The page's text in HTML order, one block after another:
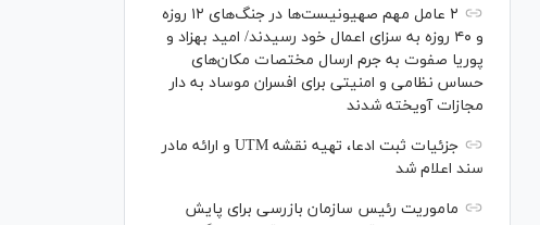
۲ عامل مهم صهیونیست‌ها در جنگ‌های ۱۲ روزه
و ۴۰ روزه به سزای اعمال خود رسیدند/ امید بهزاد و
پوریا صفوت به جرم ارسال مختصات مکان‌های
حساس نظامی و امنیتی برای افسران موساد به دار
مجازات آویخته شدند
جزئیات ثبت ادعا، تهیه نقشه UTM و ارائه مادر
سند اعلام شد
ماموریت رئیس سازمان بازرسی برای پایش